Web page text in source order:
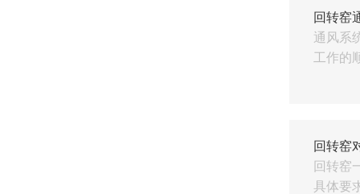
回转窑
通风系
工作的
回转窑
回转窑
具体要